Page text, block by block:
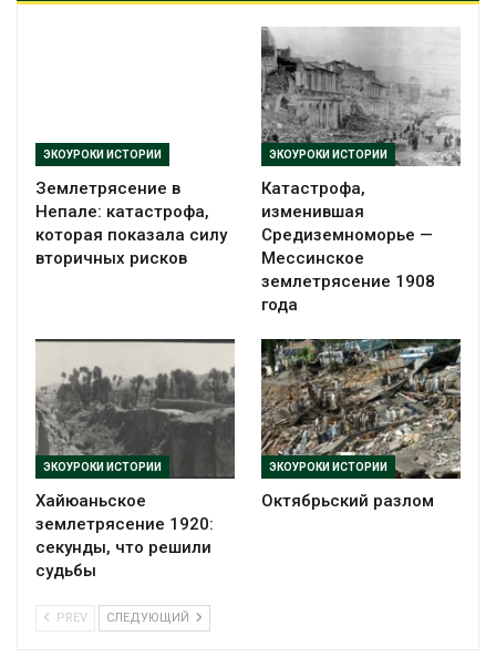
ЭКОУРОКИ ИСТОРИИ
Землетрясение в
Непале: катастрофа,
которая показала силу
вторичных рисков
ЭКОУРОКИ ИСТОРИИ
Катастрофа,
изменившая
Средиземноморье —
Мессинское
землетрясение 1908
года
ЭКОУРОКИ ИСТОРИИ
Хайюаньское
землетрясение 1920:
секунды, что решили
судьбы
ЭКОУРОКИ ИСТОРИИ
Октябрьский разлом
PREV СЛЕДУЮЩИЙ